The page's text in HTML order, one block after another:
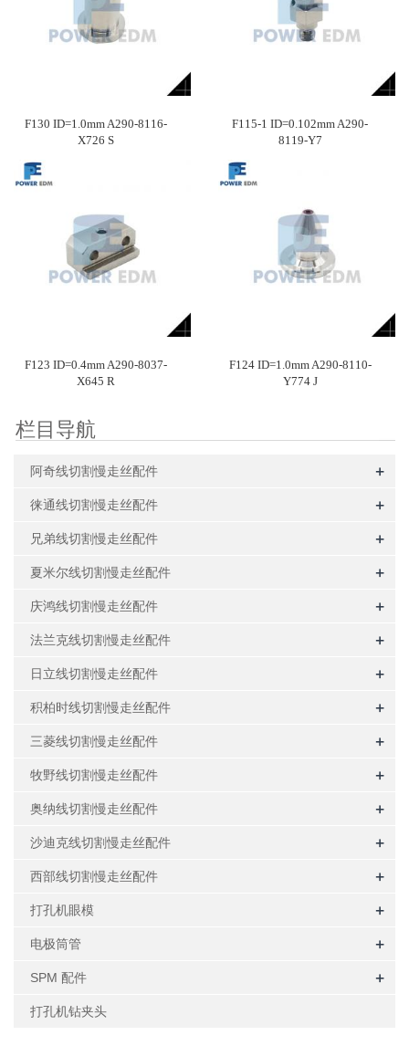
F130 ID=1.0mm A290-8116-
X726 S
F115-1 ID=0.102mm A290-
8119-Y7
F123 ID=0.4mm A290-8037-
X645 R
F124 ID=1.0mm A290-8110-
Y774 J
栏目导航
阿奇线切割慢走丝配件 +
徕通线切割慢走丝配件 +
兄弟线切割慢走丝配件 +
夏米尔线切割慢走丝配件 +
庆鸿线切割慢走丝配件 +
法兰克线切割慢走丝配件 +
日立线切割慢走丝配件 +
积柏时线切割慢走丝配件 +
三菱线切割慢走丝配件 +
牧野线切割慢走丝配件 +
奥纳线切割慢走丝配件 +
沙迪克线切割慢走丝配件 +
西部线切割慢走丝配件 +
打孔机眼模 +
电极筒管 +
SPM 配件 +
打孔机钻夹头